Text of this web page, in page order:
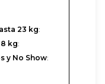
23 kg:
kg:
y No Show: